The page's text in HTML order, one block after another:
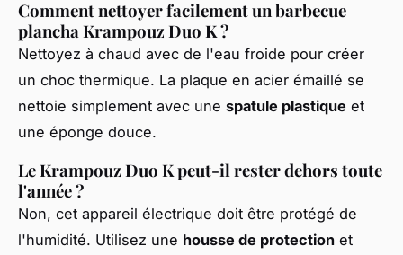
Comment nettoyer facilement un barbecue
plancha Krampouz Duo K ?
Nettoyez à chaud avec de l'eau froide pour créer
un choc thermique. La plaque en acier émaillé se
nettoie simplement avec une spatule plastique et
une éponge douce.
Le Krampouz Duo K peut-il rester dehors toute
l'année ?
Non, cet appareil électrique doit être protégé de
l'humidité. Utilisez une housse de protection et